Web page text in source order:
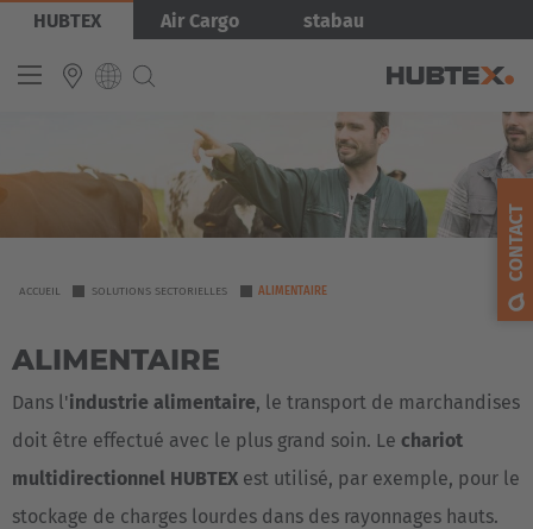
Aller
contenu
HUBTEX Air Cargo stabau
INTERNATIONAL
Español
Image
YOU
HERE
ACCUEIL SOLUTIONS SECTORIELLES ALIMENTAIRE
ALIMENTAIRE
Dans l'industrie alimentaire, le transport de marchandises
doit être effectué avec le plus grand soin. Le chariot
multidirectionnel HUBTEX est utilisé, par exemple, pour le
stockage de charges lourdes dans des rayonnages hauts.
CONTACT